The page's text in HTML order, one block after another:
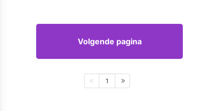
Volgende pagina
1